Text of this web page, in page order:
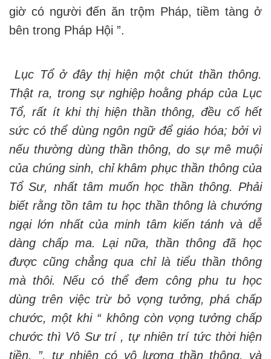
giờ có người đến ăn trộm Pháp, tiềm tàng ở
bên trong Pháp Hội ”.
Lục Tổ ở đây thị hiện một chút thần thông.
Thật ra, trong sự nghiệp hoằng pháp của Lục
Tổ, rất ít khi thị hiện thần thông, đều cố hết
sức có thể dùng ngôn ngữ để giáo hóa; bởi vì
nếu thường dùng thần thông, do sự mê muội
của chúng sinh, chỉ khâm phục thần thông của
Tổ Sư, nhất tâm muốn học thần thông. Phải
biết rằng tồn tâm tu học thần thông là chướng
ngại lớn nhất của minh tâm kiến tánh và dễ
dàng chấp ma. Lại nữa, thần thông đã học
được cũng chẳng qua chỉ là tiểu thần thông
mà thôi. Nếu có thể đem công phu tu học
dùng trên việc trừ bỏ vọng tưởng, phá chấp
chước, một khi “ không còn vọng tưởng chấp
chước thì Vô Sư trí , tự nhiên trí tức thời hiện
tiền. ”, tự nhiên có vô lượng thần thông, và